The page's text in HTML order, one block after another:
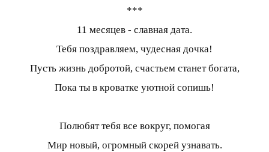
***
11 месяцев - славная дата.
Тебя поздравляем, чудесная дочка!
Пусть жизнь добротой, счастьем станет богата,
Пока ты в кроватке уютной сопишь!
Полюбят тебя все вокруг, помогая
Мир новый, огромный скорей узнавать.